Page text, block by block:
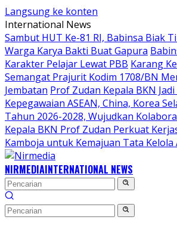
Langsung ke konten
International News
Sambut HUT Ke-81 RI, Babinsa Biak
Warga Karya Bakti Buat Gapura
Karakter Pelajar Lewat PBB Karang
Semangat Prajurit Kodim 1708/BN
Jembatan Prof Zudan Kepala BKN
Kepegawaian ASEAN, China, Korea
Tahun 2026-2028, Wujudkan
Kepala BKN Prof Zudan Perkuat
Kamboja untuk Kemajuan Tata Kelola
NIRMEDIAINTERNATIONAL NEWS